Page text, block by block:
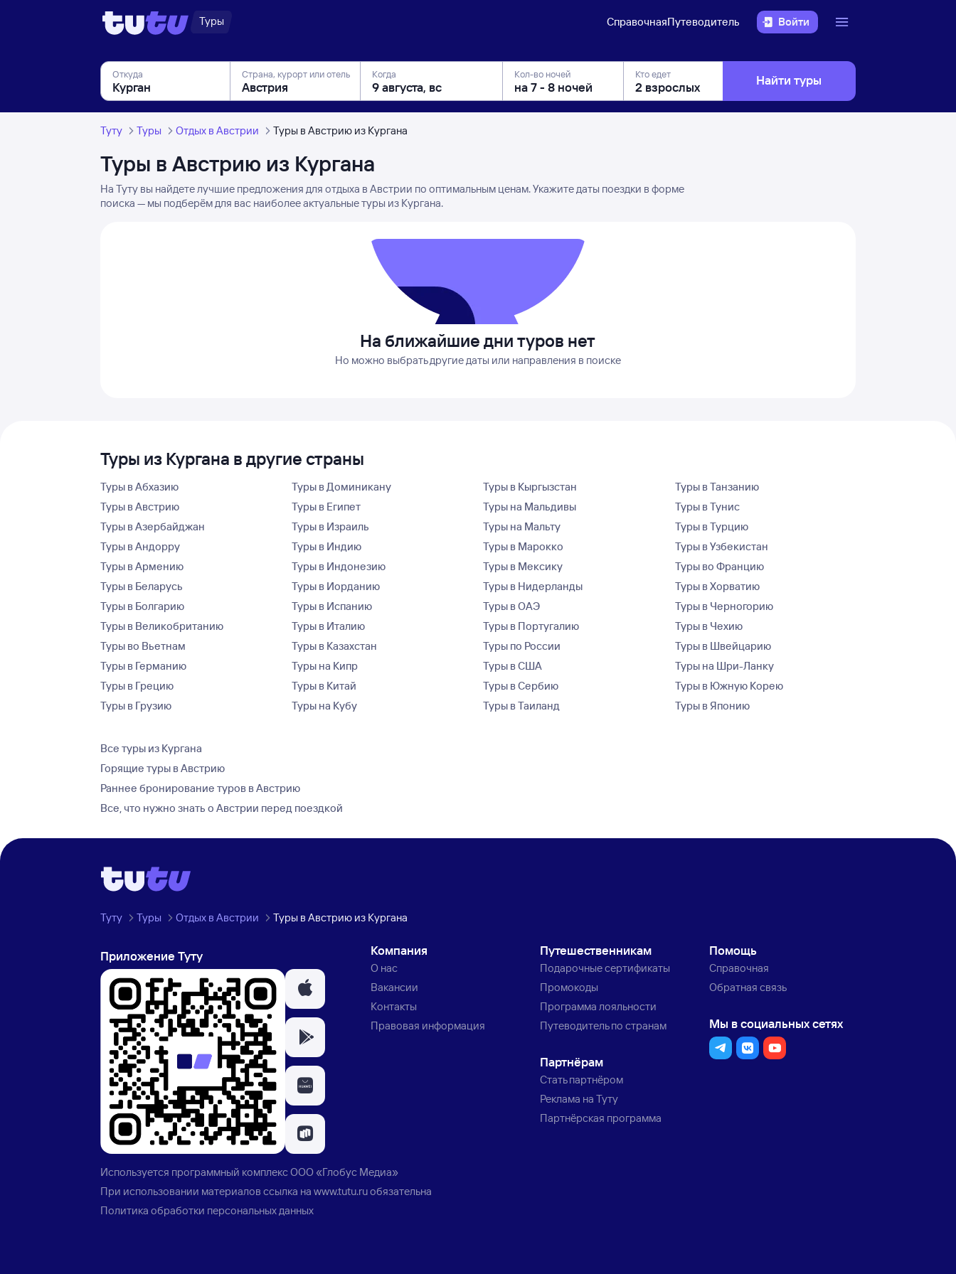
Туры СправочнаяПутеводитель Войти
Откуда Страна, курорт или отель Когда Кол-во ночей Кто едет Найти туры
Туту Туры Отдых в Австрии Туры в Австрию из Кургана
Туры в Австрию из Кургана
На Туту вы найдете лучшие предложения для отдыха в Австрии по оптимальным ценам. Укажите даты поездки в форме
поиска — мы подберём для вас наиболее актуальные туры из Кургана.
На ближайшие дни туров нет
Но можно выбрать другие даты или направления в поиске
Туры из Кургана в другие страны
Туры в Абхазию
Туры в Австрию
Туры в Азербайджан
Туры в Андорру
Туры в Армению
Туры в Беларусь
Туры в Болгарию
Туры в Великобританию
Туры во Вьетнам
Туры в Германию
Туры в Грецию
Туры в Грузию
Туры в Доминикану
Туры в Египет
Туры в Израиль
Туры в Индию
Туры в Индонезию
Туры в Иорданию
Туры в Испанию
Туры в Италию
Туры в Казахстан
Туры на Кипр
Туры в Китай
Туры на Кубу
Туры в Кыргызстан
Туры на Мальдивы
Туры на Мальту
Туры в Марокко
Туры в Мексику
Туры в Нидерланды
Туры в ОАЭ
Туры в Португалию
Туры по России
Туры в США
Туры в Сербию
Туры в Таиланд
Туры в Танзанию
Туры в Тунис
Туры в Турцию
Туры в Узбекистан
Туры во Францию
Туры в Хорватию
Туры в Черногорию
Туры в Чехию
Туры в Швейцарию
Туры на Шри-Ланку
Туры в Южную Корею
Туры в Японию
Все туры из Кургана
Горящие туры в Австрию
Раннее бронирование туров в Австрию
Все, что нужно знать о Австрии перед поездкой
Туту Туры Отдых в Австрии Туры в Австрию из Кургана
Приложение Туту Компания
О нас
Вакансии
Контакты
Правовая информация
Путешественникам
Подарочные сертификаты
Промокоды
Программа лояльности
Путеводитель по странам
Партнёрам
Стать партнёром
Реклама на Туту
Партнёрская программа
Помощь
Справочная
Обратная связь
Мы в социальных сетях
Используется программный комплексООО «Глобус Медиа»
При использовании материалов ссылка наwww.tutu.ruобязательна
Политика обработки персональных данных